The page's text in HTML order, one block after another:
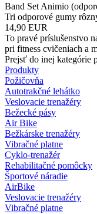
Band Set Animio
Tri odporové gumy
14,90 EUR
To pravé príslušenstvo
pri fitness cvičeniach a
Prejsť do inej kategórie
Produkty
Požičovňa
Autotrakčné lehátko
Veslovacie trenažéry
Bežecké pásy
Air Bike
Bežkárske trenažéry
Vibračné platne
Cyklo-trenažér
Rehabilitačné pomôcky
Športové náradie
AirBike
Veslovacie trenažéry
Vibračné platne